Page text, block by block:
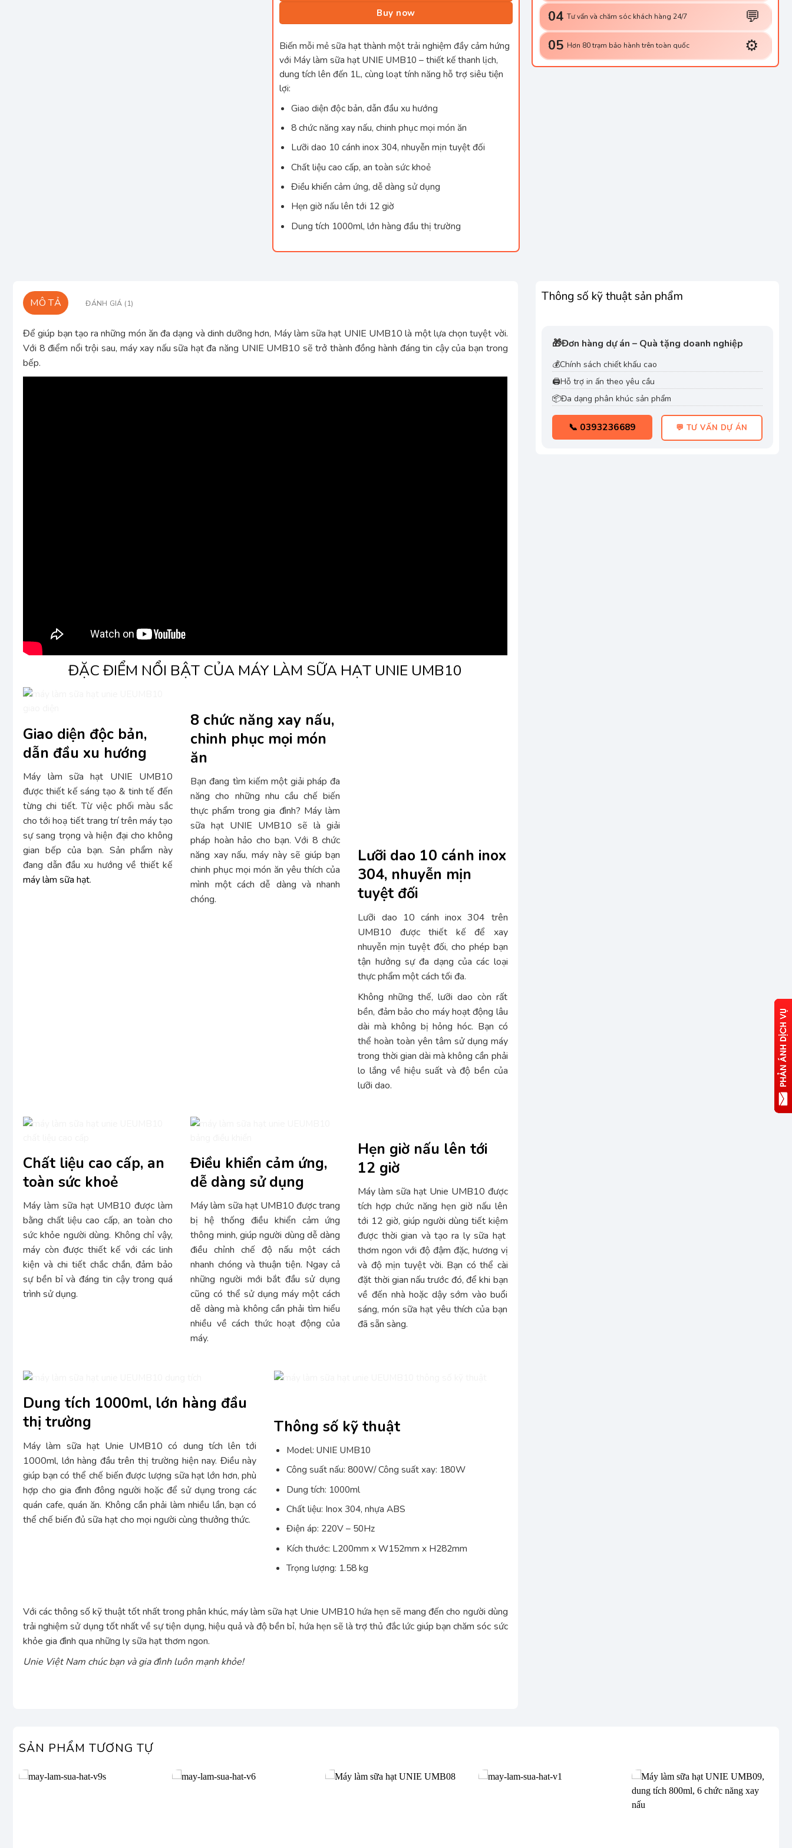
Buy now
Biến mỗi mẻ sữa hạt thành một trải nghiệm đầy cảm hứng
với Máy làm sữa hạt UNIE UMB10 – thiết kế thanh lịch,
dung tích lên đến 1L, cùng loạt tính năng hỗ trợ siêu tiện
lợi:
Giao diện độc bản, dẫn đầu xu hướng
8 chức năng xay nấu, chinh phục mọi món ăn
Lưỡi dao 10 cánh inox 304, nhuyễn mịn tuyệt đối
Chất liệu cao cấp, an toàn sức khoẻ
Điều khiển cảm ứng, dễ dàng sử dụng
Hẹn giờ nấu lên tới 12 giờ
Dung tích 1000ml, lớn hàng đầu thị trường
04 Tư vấn và chăm sóc khách hàng 24/7 💬
05 Hơn 80 trạm bảo hành trên toàn quốc ⚙️
MÔ TẢ ĐÁNH GIÁ (1)
Để giúp bạn tạo ra những món ăn đa dạng và dinh dưỡng hơn, Máy làm sữa hạt UNIE UMB10 là một lựa chọn tuyệt vời.
Với 8 điểm nổi trội sau, máy xay nấu sữa hạt đa năng UNIE UMB10 sẽ trở thành đồng hành đáng tin cậy của bạn trong
bếp.
ĐẶC ĐIỂM NỔI BẬT CỦA MÁY LÀM SỮA HẠT UNIE UMB10
Giao diện độc bản,
dẫn đầu xu hướng
Máy làm sữa hạt UNIE UMB10
được thiết kế sáng tạo & tinh tế đến
từng chi tiết. Từ việc phối màu sắc
cho tới hoạ tiết trang trí trên máy tạo
sự sang trọng và hiện đại cho không
gian bếp của bạn. Sản phẩm này
đang dẫn đầu xu hướng về thiết kế
máy làm sữa hạt.
8 chức năng xay nấu,
chinh phục mọi món
ăn
Bạn đang tìm kiếm một giải pháp đa
năng cho những nhu cầu chế biến
thực phẩm trong gia đình? Máy làm
sữa hạt UNIE UMB10 sẽ là giải
pháp hoàn hảo cho bạn. Với 8 chức
năng xay nấu, máy này sẽ giúp bạn
chinh phục mọi món ăn yêu thích của
mình một cách dễ dàng và nhanh
chóng.
Lưỡi dao 10 cánh inox
304, nhuyễn mịn
tuyệt đối
Lưỡi dao 10 cánh inox 304 trên
UMB10 được thiết kế để xay
nhuyễn mịn tuyệt đối, cho phép bạn
tận hưởng sự đa dạng của các loại
thực phẩm một cách tối đa.
Không những thế, lưỡi dao còn rất
bền, đảm bảo cho máy hoạt động lâu
dài mà không bị hỏng hóc. Bạn có
thể hoàn toàn yên tâm sử dụng máy
trong thời gian dài mà không cần phải
lo lắng về hiệu suất và độ bền của
lưỡi dao.
Chất liệu cao cấp, an
toàn sức khoẻ
Máy làm sữa hạt UMB10 được làm
bằng chất liệu cao cấp, an toàn cho
sức khỏe người dùng. Không chỉ vậy,
máy còn được thiết kế với các linh
kiện và chi tiết chắc chắn, đảm bảo
sự bền bỉ và đáng tin cậy trong quá
trình sử dụng.
Điều khiển cảm ứng,
dễ dàng sử dụng
Máy làm sữa hạt UMB10 được trang
bị hệ thống điều khiển cảm ứng
thông minh, giúp người dùng dễ dàng
điều chỉnh chế độ nấu một cách
nhanh chóng và thuận tiện. Ngay cả
những người mới bắt đầu sử dụng
cũng có thể sử dụng máy một cách
dễ dàng mà không cần phải tìm hiểu
nhiều về cách thức hoạt động của
máy.
Hẹn giờ nấu lên tới
12 giờ
Máy làm sữa hạt Unie UMB10 được
tích hợp chức năng hẹn giờ nấu lên
tới 12 giờ, giúp người dùng tiết kiệm
được thời gian và tạo ra ly sữa hạt
thơm ngon với độ đậm đặc, hương vị
và độ mịn tuyệt vời. Bạn có thể cài
đặt thời gian nấu trước đó, để khi bạn
về đến nhà hoặc dậy sớm vào buổi
sáng, món sữa hạt yêu thích của bạn
đã sẵn sàng.
Dung tích 1000ml, lớn hàng đầu
thị trường
Máy làm sữa hạt Unie UMB10 có dung tích lên tới
1000ml, lớn hàng đầu trên thị trường hiện nay. Điều này
giúp bạn có thể chế biến được lượng sữa hạt lớn hơn, phù
hợp cho gia đình đông người hoặc để sử dụng trong các
quán cafe, quán ăn. Không cần phải làm nhiều lần, bạn có
thể chế biến đủ sữa hạt cho mọi người cùng thưởng thức.
Thông số kỹ thuật
Model: UNIE UMB10
Công suất nấu: 800W/ Công suất xay: 180W
Dung tích: 1000ml
Chất liệu: Inox 304, nhựa ABS
Điện áp: 220V – 50Hz
Kích thước: L200mm x W152mm x H282mm
Trọng lượng: 1.58 kg
Với các thông số kỹ thuật tốt nhất trong phân khúc, máy làm sữa hạt Unie UMB10 hứa hẹn sẽ mang đến cho người dùng
trải nghiệm sử dụng tốt nhất về sự tiện dụng, hiệu quả và độ bền bỉ, hứa hẹn sẽ là trợ thủ đắc lức giúp bạn chăm sóc sức
khỏe gia đình qua những ly sữa hạt thơm ngon.
Unie Việt Nam chúc bạn và gia đình luôn mạnh khỏe!
Thông số kỹ thuật sản phẩm
🎁Đơn hàng dự án – Quà tặng doanh nghiệp
💰Chính sách chiết khấu cao
🖨️Hỗ trợ in ấn theo yêu cầu
📦Đa dạng phân khúc sản phẩm
📞 0393236689 💬 TƯ VẤN DỰ ÁN
SẢN PHẨM TƯƠNG TỰ